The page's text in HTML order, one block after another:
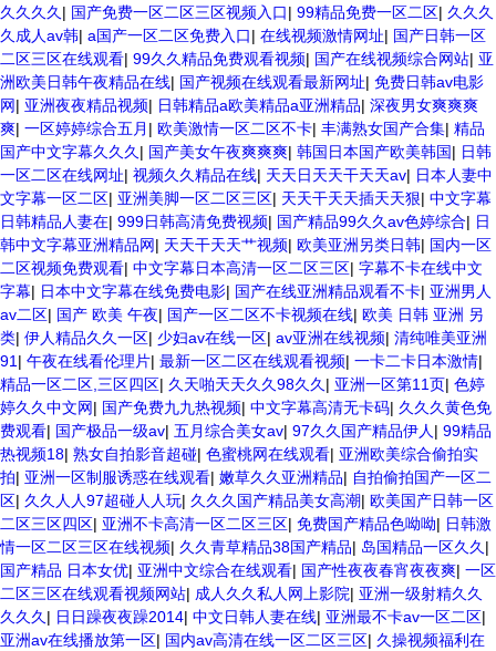
久久久久 | 国产免费一区二区三区视频入口| 99精品免费一区二区| 久久久
久成人av韩| a国产一区二区免费入口| 在线视频激情网址| 国产日韩一区
二区三区在线观看| 99久久精品免费观看视频| 国产在线视频综合网站| 亚
洲欧美日韩午夜精品在线| 国产视频在线观看最新网址| 免费日韩av电影
网| 亚洲夜夜精品视频| 日韩精品a欧美精品a亚洲精品| 深夜男女爽爽爽
爽| 一区婷婷综合五月 | 欧美激情一区二区不卡| 丰满熟女国产合集| 精品
国产中文字幕久久久 | 国产美女午夜爽爽爽| 韩国日本国产欧美韩国| 日韩
一区二区在线网址| 视频久久精品在线| 天天日天天干天天av| 日本人妻中
文字幕一区二区| 亚洲美脚一区二区三区| 天天干天天插天天狠| 中文字幕
日韩精品人妻在| 999日韩高清免费视频| 国产精品99久久av色婷综合| 日
韩中文字幕亚洲精品网| 天天干天天艹视频| 欧美亚洲另类日韩| 国内一区
二区视频免费观看| 中文字幕日本高清一区二区三区| 字幕不卡在线中文
字幕| 日本中文字幕在线免费电影| 国产在线亚洲精品观看不卡| 亚洲男人
av二区| 国产 欧美 午夜| 国产一区二区不卡视频在线| 欧美 日韩 亚洲 另
类| 伊人精品久久一区| 少妇av在线一区| av亚洲在线视频| 清纯唯美亚洲
91 | 午夜在线看伦理片| 最新一区二区在线观看视频| 一卡二卡日本激情|
精品一区二区,三区四区| 久天啪天天久久98久久 | 亚洲一区第11页| 色婷
婷久久中文网| 国产免费九九热视频| 中文字幕高清无卡码| 久久久黄色免
费观看| 国产极品一级av| 五月综合美女av| 97久久国产精品伊人 | 99精品
热视频18| 熟女自拍影音超碰| 色蜜桃网在线观看| 亚洲欧美综合偷拍实
拍| 亚洲一区制服诱惑在线观看| 嫩草久久亚洲精品| 自拍偷拍国产一区二
区| 久久人人97超碰人人玩| 久久久国产精品美女高潮| 欧美国产日韩一区
二区三区四区| 亚洲不卡高清一区二区三区| 免费国产精品色呦呦| 日韩激
情一区二区三区在线视频| 久久青草精品38国产精品| 岛国精品一区久久 |
国产精品 日本女优| 亚洲中文综合在线观看| 国产性夜夜春宵夜夜爽| 一区
二区三区在线观看视频网站| 成人久久私人网上影院| 亚洲一级射精久久
久久久 | 日日躁夜夜躁2014| 中文日韩人妻在线| 亚洲最不卡av一区二区|
亚洲av在线播放第一区| 国内av高清在线一区二区三区| 久操视频福利在